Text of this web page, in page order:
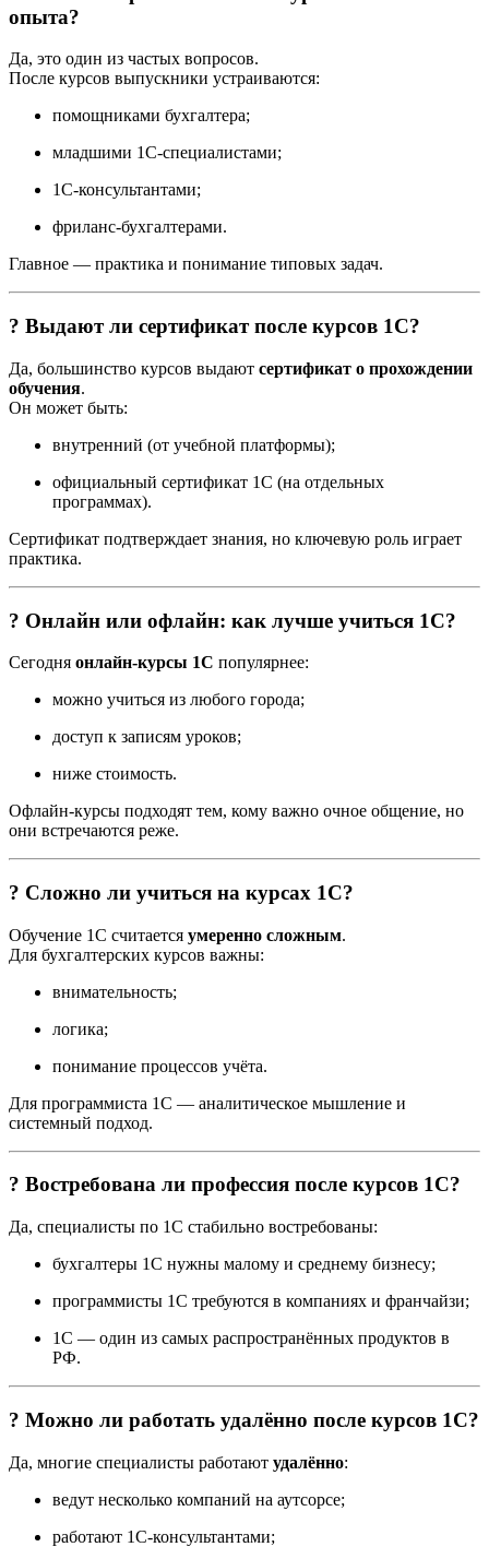
опыта?
Да, это один из частых вопросов.
После курсов выпускники устраиваются:
помощниками бухгалтера;
младшими 1С-специалистами;
1С-консультантами;
фриланс-бухгалтерами.
Главное — практика и понимание типовых задач.
? Выдают ли сертификат после курсов 1С?
Да, большинство курсов выдают сертификат о прохождении
обучения.
Он может быть:
внутренний (от учебной платформы);
официальный сертификат 1С (на отдельных
программах).
Сертификат подтверждает знания, но ключевую роль играет
практика.
? Онлайн или офлайн: как лучше учиться 1С?
Сегодня онлайн-курсы 1С популярнее:
можно учиться из любого города;
доступ к записям уроков;
ниже стоимость.
Офлайн-курсы подходят тем, кому важно очное общение, но
они встречаются реже.
? Сложно ли учиться на курсах 1С?
Обучение 1С считается умеренно сложным.
Для бухгалтерских курсов важны:
внимательность;
логика;
понимание процессов учёта.
Для программиста 1С — аналитическое мышление и
системный подход.
? Востребована ли профессия после курсов 1С?
Да, специалисты по 1С стабильно востребованы:
бухгалтеры 1С нужны малому и среднему бизнесу;
программисты 1С требуются в компаниях и франчайзи;
1С — один из самых распространённых продуктов в
РФ.
? Можно ли работать удалённо после курсов 1С?
Да, многие специалисты работают удалённо:
ведут несколько компаний на аутсорсе;
работают 1С-консультантами;